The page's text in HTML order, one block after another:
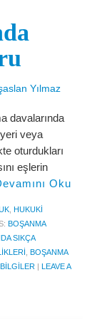
Yılmaz
davalarında
veya
oturdukları
eşlerin
Oku
HUKUKI
BOŞANMA
SIKÇA
BOŞANMA
| LEAVE A